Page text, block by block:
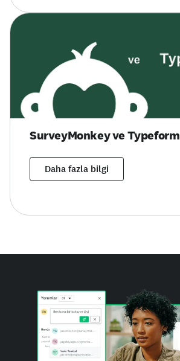
SurveyMonkey ve Typeform
Daha fazla bilgi